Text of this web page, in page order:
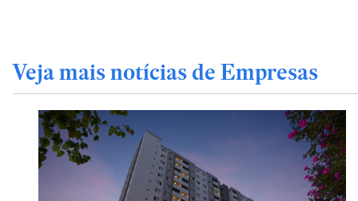
Veja mais notícias de Empresas